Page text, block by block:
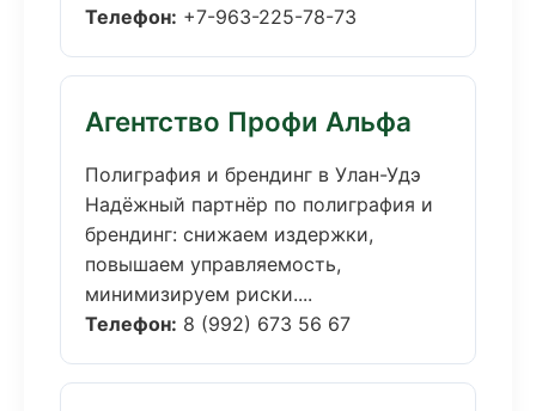
Телефон: +7-963-225-78-73
Агентство Профи Альфа
Полиграфия и брендинг в Улан-Удэ
Надёжный партнёр по полиграфия и
брендинг: снижаем издержки,
повышаем управляемость,
минимизируем риски....
Телефон: 8 (992) 673 56 67